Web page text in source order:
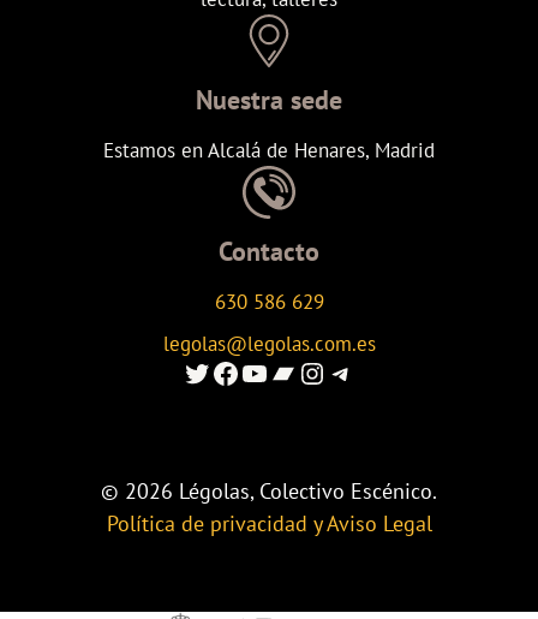
Nuestra sede
Estamos en Alcalá de Henares, Madrid
Contacto
630 586 629
legolas@legolas.com.es
Enlace al Twitter de Legolas
Enlace a Facebook de Legolas
Enlace al canal de youtube de Legolas
Enlace al canal de Ivoox de Legolas
Enlace al instagram de Legolas
Enlace al canal de telegram de Legolas
© 2026 Légolas, Colectivo Escénico.
Política de privacidad y Aviso Legal